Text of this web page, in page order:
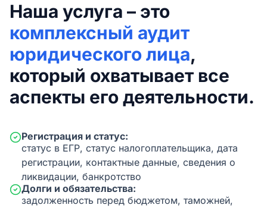
Наша услуга – это
комплексный аудит
юридического лица,
который охватывает все
аспекты его деятельности.
Регистрация и статус:
статус в ЕГР, статус налогоплательщика, дата
регистрации, контактные данные, сведения о
ликвидации, банкротство
Долги и обязательства:
задолженность перед бюджетом, таможней,